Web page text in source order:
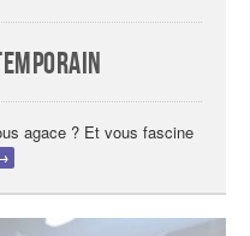
agace ? Et vous fascine